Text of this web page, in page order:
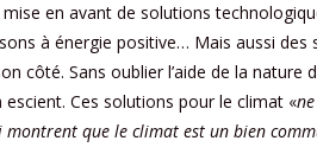
en avant de solutions
à énergie positive… Mais aussi des
côté. Sans oublier l’aide de la nature
Ces solutions pour le climat «
que le climat est un bien